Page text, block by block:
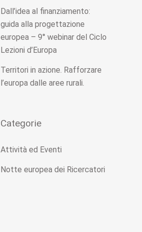
Dall’idea al finanziamento:
guida alla progettazione
europea – 9° webinar del Ciclo
Lezioni d’Europa
Territori in azione. Rafforzare
l’europa dalle aree rurali.
Categorie
Attività ed Eventi
Notte europea dei Ricercatori